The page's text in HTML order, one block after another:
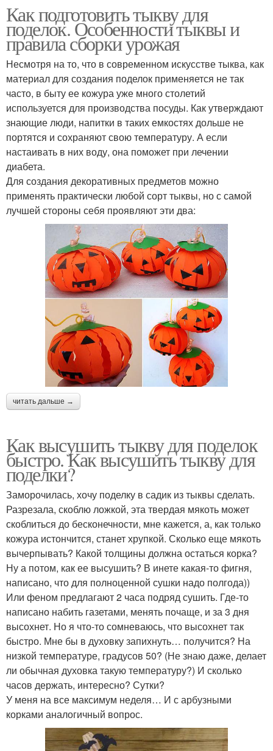
Как подготовить тыкву для
поделок. Особенности тыквы и
правила сборки урожая
Несмотря на то, что в современном искусстве тыква, как
материал для создания поделок применяется не так
часто, в быту ее кожура уже много столетий
используется для производства посуды. Как утверждают
знающие люди, напитки в таких емкостях дольше не
портятся и сохраняют свою температуру. А если
настаивать в них воду, она поможет при лечении
диабета.
Для создания декоративных предметов можно
применять практически любой сорт тыквы, но с самой
лучшей стороны себя проявляют эти два:
читать дальше →
Как высушить тыкву для поделок
быстро. Как высушить тыкву для
поделки?
Заморочилась, хочу поделку в садик из тыквы сделать.
Разрезала, скоблю ложкой, эта твердая мякоть может
скоблиться до бесконечности, мне кажется, а, как только
кожура истончится, станет хрупкой. Сколько еще мякоть
вычерпывать? Какой толщины должна остаться корка?
Ну а потом, как ее высушить? В инете какая-то фигня,
написано, что для полноценной сушки надо полгода))
Или феном предлагают 2 часа подряд сушить. Где-то
написано набить газетами, менять почаще, и за 3 дня
высохнет. Но я что-то сомневаюсь, что высохнет так
быстро. Мне бы в духовку запихнуть… получится? На
низкой температуре, градусов 50? (Не знаю даже, делает
ли обычная духовка такую температуру?) И сколько
часов держать, интересно? Сутки?
У меня на все максимум неделя… И с арбузными
корками аналогичный вопрос.